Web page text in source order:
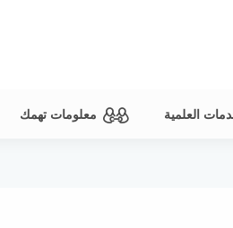
العلمية معلومات تهمك